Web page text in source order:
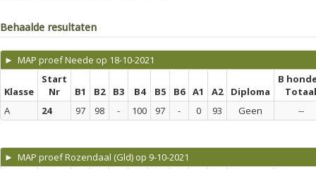
Behaalde resultaten
► MAP proef Neede op 18-10-2021
Klasse
Start
Nr
B1 B2 B3 B4 B5 B6 A1 A2 Diploma
B
Totaal
A
24 97 98 - 100 97 - 0 93 Geen --
► MAP proef Rozendaal (Gld) op 9-10-2021